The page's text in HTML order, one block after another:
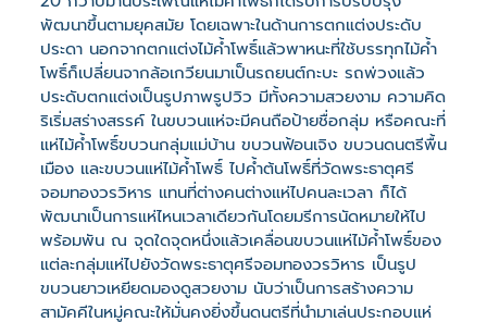
พัฒนาขึ้นตามยุคสมัย โดยเฉพาะในด้านการตกแต่งประดับ
ประดา นอกจากตกแต่งไม้ค้ำโพธิ์แล้วพาหนะที่ใช้บรรทุกไม้ค้ำ
โพธิ์ก็เปลี่ยนจากล้อเกวียนมาเป็นรถยนต์กะบะ รถพ่วงแล้ว
ประดับตกแต่งเป็นรูปภาพรูปวิว มีทั้งความสวยงาม ความคิด
ริเริ่มสร่างสรรค์ ในขบวนแห่จะมีคนถือป้ายชื่อกลุ่ม หรือคณะที่
แห่ไม้ค้ำโพธิ์ขบวนกลุ่มแม่บ้าน ขบวนฟ้อนเจิง ขบวนดนตรีพื้น
เมือง และขบวนแห่ไม้ค้ำโพธิ์ ไปค้ำต้นโพธิ์ที่วัดพระธาตุศรี
จอมทองวรวิหาร แทนที่ต่างคนต่างแห่ไปคนละเวลา ก็ได้
พัฒนาเป็นการแห่ไหนเวลาเดียวกันโดยมรีการนัดหมายให้ไป
พร้อมพัน ณ จุดใดจุดหนึ่งแล้วเคลื่อนขบวนแห่ไม้ค้ำโพธิ์ของ
แต่ละกลุ่มแห่ไปยังวัดพระธาตุศรีจอมทองวรวิหาร เป็นรูป
ขบวนยาวเหยียดมองดูสวยงาม นับว่าเป็นการสร้างความ
สามัคคีในหมู่คณะให้มั่นคงยิ่งขึ้นดนตรีที่นำมาเล่นประกอบแห่